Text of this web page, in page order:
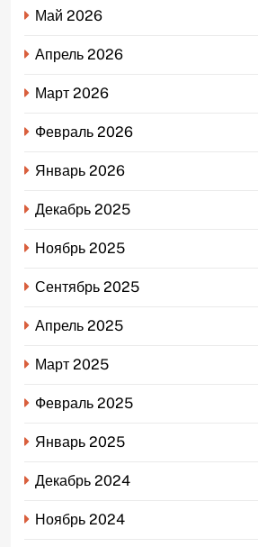
Май 2026
Апрель 2026
Март 2026
Февраль 2026
Январь 2026
Декабрь 2025
Ноябрь 2025
Сентябрь 2025
Апрель 2025
Март 2025
Февраль 2025
Январь 2025
Декабрь 2024
Ноябрь 2024